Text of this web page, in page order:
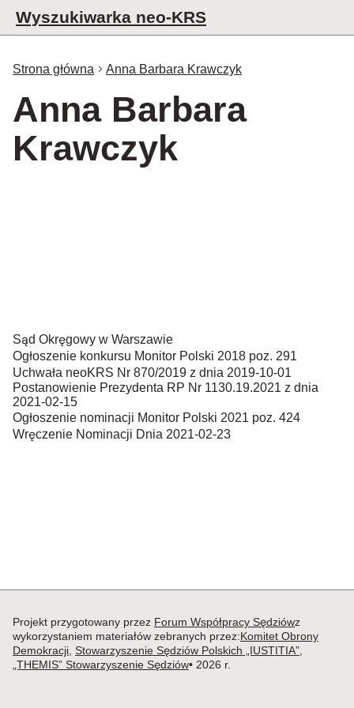
Wyszukiwarka neo-KRS
Strona główna Anna Barbara Krawczyk
Anna Barbara
Krawczyk
Sąd Okręgowy w Warszawie
Ogłoszenie konkursu Monitor Polski 2018 poz. 291
Uchwała neoKRS Nr 870/2019 z dnia 2019-10-01
Postanowienie Prezydenta RP Nr 1130.19.2021 z dnia
2021-02-15
Ogłoszenie nominacji Monitor Polski 2021 poz. 424
Wręczenie Nominacji Dnia 2021-02-23
Projekt przygotowany przez Forum Współpracy Sędziówz
wykorzystaniem materiałów zebranych przez:Komitet Obrony
Demokracji Stowarzyszenie Sędziów Polskich „IUSTITIA”
„THEMIS” Stowarzyszenie Sędziów• 2026 r.